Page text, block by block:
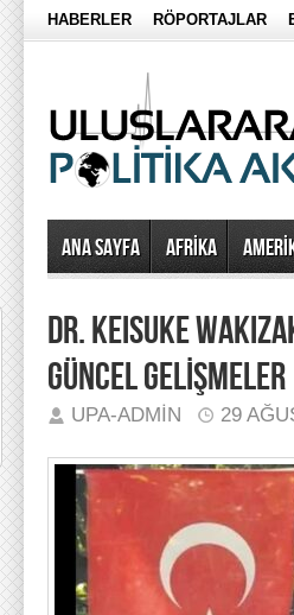
HABERLER RÖPORTAJLAR
Ana Sayfa AFRİKA
DR. KEISUKE
GÜNCEL GELİŞMELER
UPA-ADMIN 29